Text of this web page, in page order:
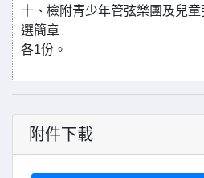
十、檢附青少年管弦樂團及兒
選簡章
各1份。
附件下載